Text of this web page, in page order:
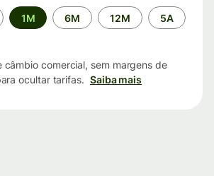
1M 6M 12M 5A
câmbio comercial, sem margens de
ocultar tarifas. Saiba mais